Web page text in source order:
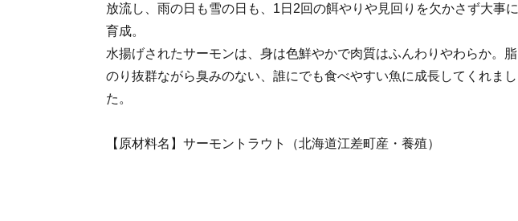
放流し、雨の日も雪の日も、1日2回の餌やりや見回りを欠かさず大事に
育成。
水揚げされたサーモンは、身は色鮮やかで肉質はふんわりやわらか。脂
のり抜群ながら臭みのない、誰にでも食べやすい魚に成長してくれまし
た。
【原材料名】サーモントラウト（北海道江差町産・養殖）